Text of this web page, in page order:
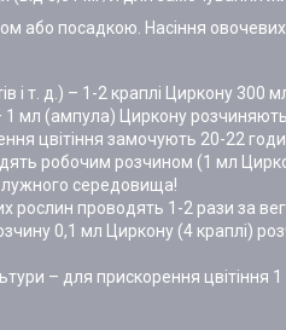
або посадкою. Насіння овочевих
і т. д.) – 1-2 краплі Циркону
– 1 мл (ампула) Циркону
цвітіння замочують 20-22
робочим розчином (1 мл
лужного середовища!
рослин проводять 1-2 рази за
0,1 мл Циркону (4 краплі)
– для прискорення